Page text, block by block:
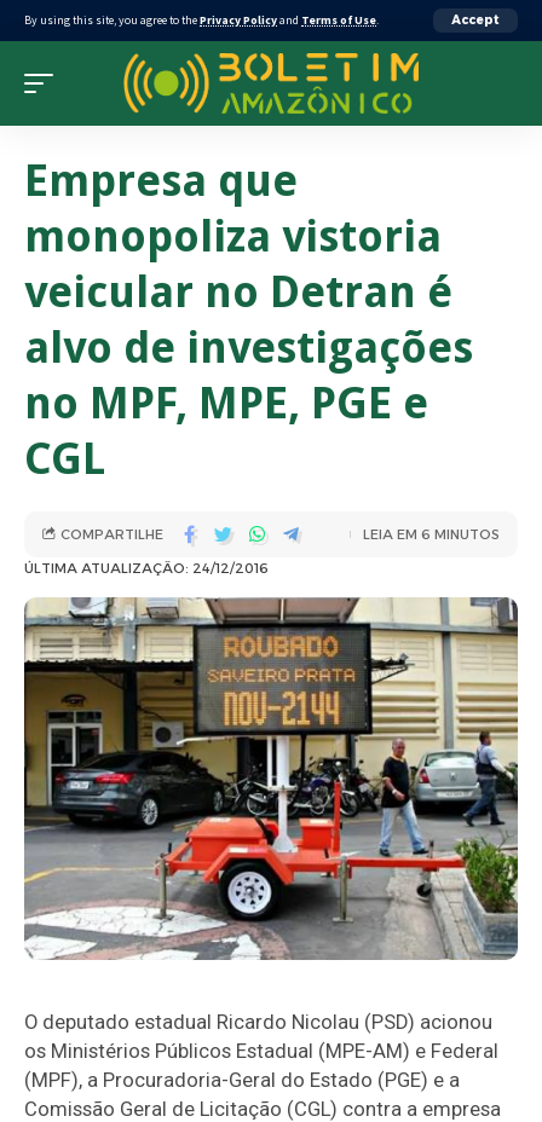
By using this site, you agree to thePrivacy Policyand Terms of Use. Accept
Empresa que
monopoliza vistoria
veicular no Detran é
alvo de investigações
no MPF, MPE, PGE e
CGL
ÚLTIMA ATUALIZAÇÃO: 24/12/2016
COMPARTILHE LEIA EM 6 MINUTOS
O deputado estadual Ricardo Nicolau (PSD) acionou
os Ministérios Públicos Estadual (MPE-AM) e Federal
(MPF), a Procuradoria-Geral do Estado (PGE) e a
Comissão Geral de Licitação (CGL) contra a empresa